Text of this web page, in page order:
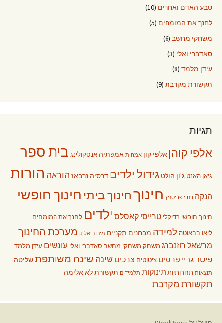
טבע האדם ואחרים (10)
לחנך את המומחים (5)
משחקי מחשב (6)
סאדברי ואלי (3)
עידן מלמד (8)
תקשורת מקרבת (9)
תגיות
אלפי קוהן אלפי קון אמהות אמפתיה אנסקולינג בית ספר
ג'אן האנט ג'ון הולט גידול ילדים דרסיה נרבאז הוראה הורות
הנקה וונדי פריסניץ חינוךחינוך ביתי חינוך חופשי
חינוך חופשי רדיקלי טרייסי קאסלס ילדים לחנך את המומחים
ליאו בבאוטה למידה מבחנים תקניים מים ביאליק מערכת החינוך
מרשאל רוזנברג משחק משחקי מחשב סאדברי ואלי עונשים עידן מלמד
פיטר גריי פרסים ציטוטים צרכים שינה שינה משותפתשליטה
תוצאות תחרותיות תינוקות תלמידים תקשורת לא אלימה
תקשורת מקרבת